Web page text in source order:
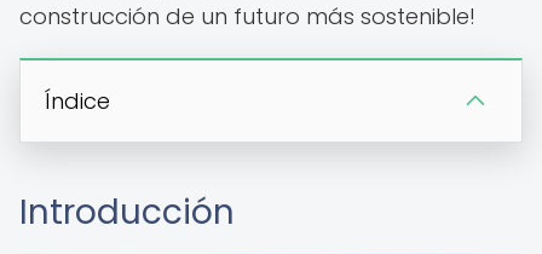
construcción de un futuro más sostenible!
Índice
Introducción